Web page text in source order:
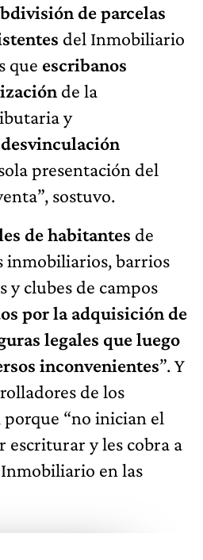
de parcelas
del Inmobiliario
que escribanos
de la
y
desvinculación
presentación del
sostuvo.
de habitantes de
inmobiliarios, barrios
y clubes de campos
por la adquisición de
legales que luego
inconvenientes”. Y
de los
“no inician el
y les cobra a
en las